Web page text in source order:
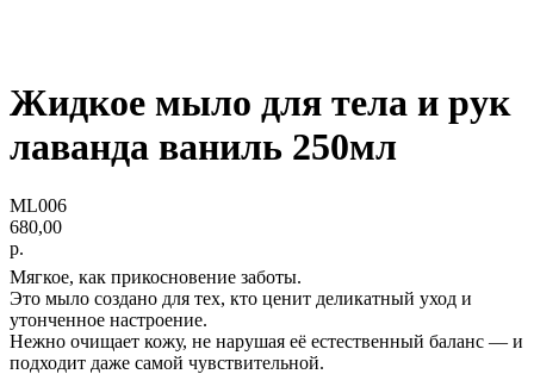
Жидкое мыло для тела и рук
лаванда ваниль 250мл
ML006
680,00
р.
Мягкое, как прикосновение заботы.
Это мыло создано для тех, кто ценит деликатный уход и
утонченное настроение.
Нежно очищает кожу, не нарушая её естественный баланс — и
подходит даже самой чувствительной.